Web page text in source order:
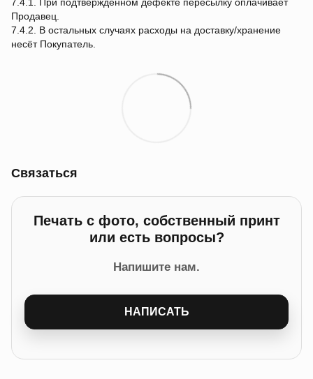
7.4.1. При подтверждённом дефекте пересылку оплачивает
Продавец.
7.4.2. В остальных случаях расходы на доставку/хранение
несёт Покупатель.
Связаться
Печать с фото, собственный принт
или есть вопросы?
Напишите нам.
НАПИСАТЬ